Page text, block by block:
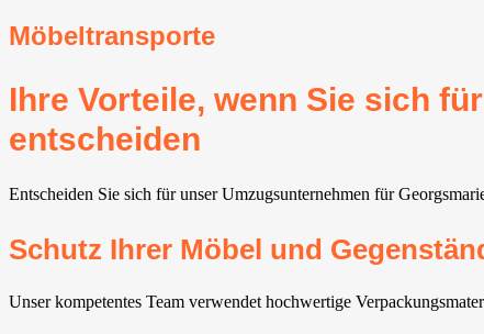
Möbeltransporte
Ihre Vorteile, wenn Sie sich
entscheiden
Entscheiden Sie sich für unser Umzugsunternehmen für
Schutz Ihrer Möbel und
Unser kompetentes Team verwendet hochwertige